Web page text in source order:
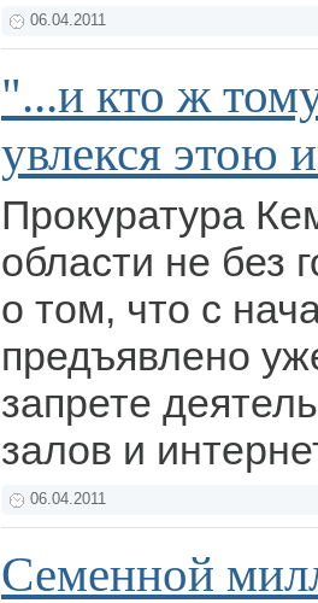
06.04.2011
"...и кто ж
увлекся этою
Прокуратура
области не без
о том, что с
предъявлено
запрете
залов и
06.04.2011
Семенной